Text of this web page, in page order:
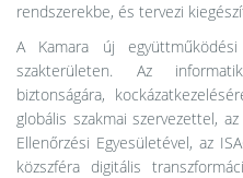
rendszerekbe, és tervezi
A Kamara új
szakterületen. Az
biztonságára,
globális szakmai szervezettel,
Ellenőrzési Egyesületével, az
közszféra digitális